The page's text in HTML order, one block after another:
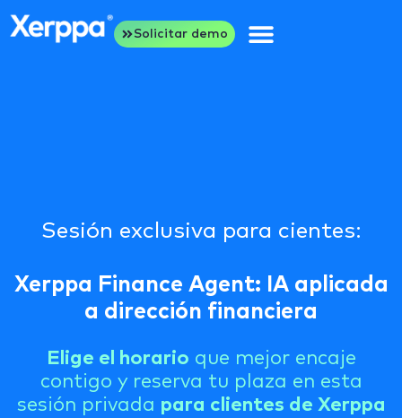
Solicitar demo
Sesión exclusiva para cientes:
Xerppa Finance Agent: IA aplicada
a dirección financiera
Elige el horario que mejor encaje
contigo y reserva tu plaza en esta
sesión privada para clientes de Xerppa